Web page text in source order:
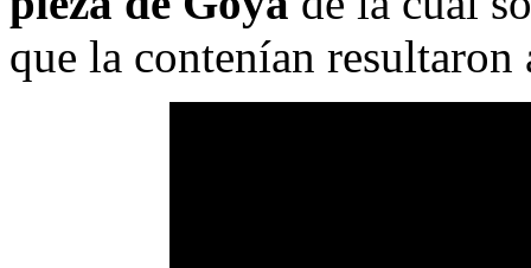
que la contenían resultaron